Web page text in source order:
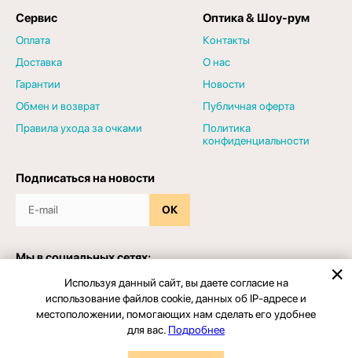
Сервис
Оплата
Доставка
Гарантии
Обмен и возврат
Правила ухода за очками
Оптика & Шоу-рум
Контакты
О нас
Новости
Публичная оферта
Политика
конфиденциальности
Подписаться на новости
ОК
Мы в социальных сетях:
Используя данный сайт, вы даете согласие на
использование файлов cookie, данных об IP-адресе и
местоположении, помогающих нам сделать его удобнее
для вас. Подробнее